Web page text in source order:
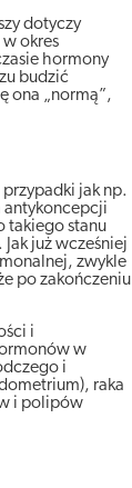
dotyczy
okres
hormony
budzić
ona „normą”,
jak np.
antykoncepcji
takiego stanu
już wcześniej
zwykle
po zakończeniu
i
w
i
raka
i polipów